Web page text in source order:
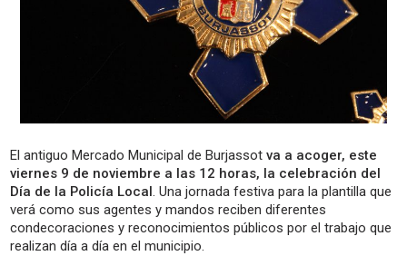
El antiguo Mercado Municipal de Burjassotva a acoger, este
viernes 9 de noviembre a las 12 horas, la celebración del
Día de la Policía Local. Una jornada festiva para la plantilla que
verá como sus agentes y mandos reciben diferentes
condecoraciones y reconocimientos públicos por el trabajo que
realizan día a día en el municipio.